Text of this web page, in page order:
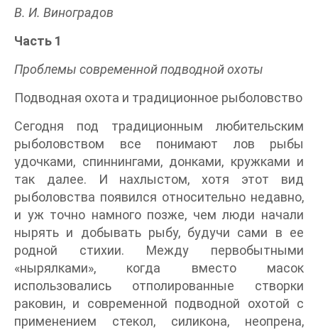
В. И. Виноградов
Часть 1
Проблемы современной подводной охоты
Подводная охота и традиционное рыболовство
Сегодня под традиционным любительским
рыболовством все понимают лов рыбы
удочками, спиннингами, донками, кружками и
так далее. И нахлыстом, хотя этот вид
рыболовства появился относительно недавно,
и уж точно намного позже, чем люди начали
нырять и добывать рыбу, будучи сами в ее
родной стихии. Между первобытными
«нырялками», когда вместо масок
использовались отполированные створки
раковин, и современной подводной охотой с
применением стекол, силикона, неопрена,